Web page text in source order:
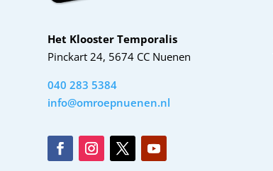
Het Klooster Temporalis
Pinckart 24, 5674 CC Nuenen
040 283 5384
info@omroepnuenen.nl